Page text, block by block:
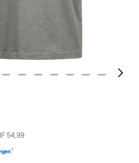
54,99
1